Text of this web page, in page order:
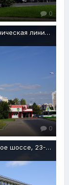
0
Выходы метро Тропарёво Сокольническая линия, Ленинский проспект, Шиномонтаж 24 часа, Москва, 25.08.2019 г..JPG
0
Саларис, Торговый центр, Киевское шоссе, 23-й километр, 1, Новомосковский р-н, Москва, 25.08.2019 г..JPG